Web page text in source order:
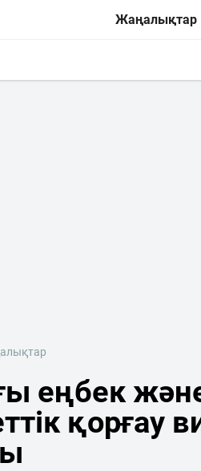
Жаңалықтар
еңбек
қорғау